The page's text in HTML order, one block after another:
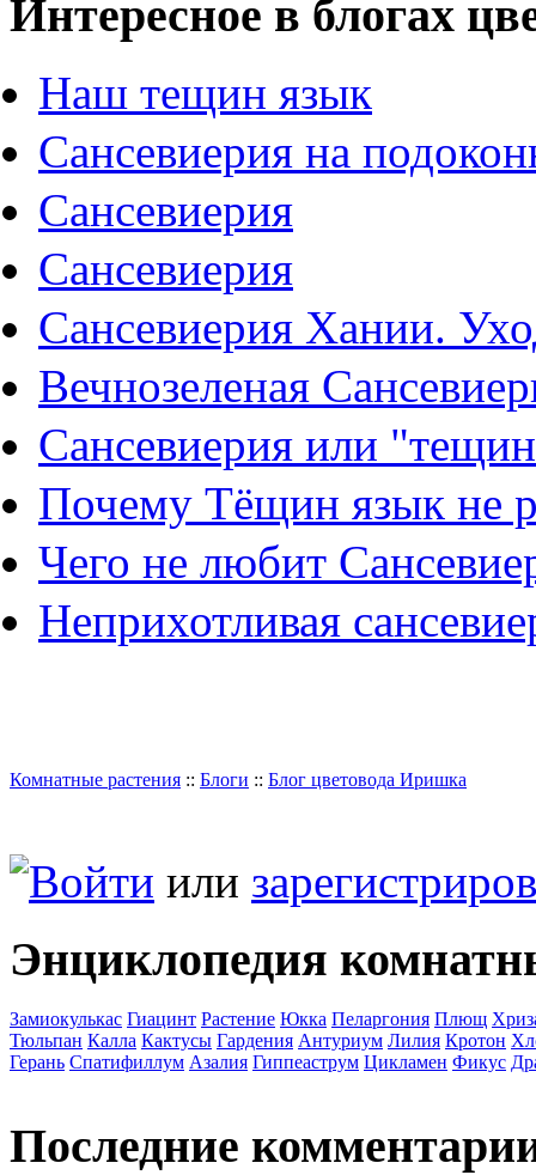
Интересное в блогах
Наш тещин язык
Сансевиерия на
Сансевиерия
Сансевиерия
Сансевиерия Хании.
Вечнозеленая
Cансевиерия или
Почему Тёщин язык не
Чего не любит
Неприхотливая
Комнатные растения :: Блоги :: Блог цветовода Иришка
Войти или
Энциклопедия
Замиокулькас Гиацинт Растение Юкка Пеларгония Плющ
Тюльпан Калла Кактусы Гардения Антуриум Лилия Кротон
Герань Спатифиллум Азалия Гиппеаструм Цикламен Фикус
Последние